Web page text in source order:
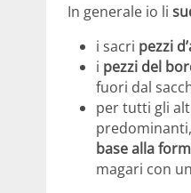
In generale io li
i sacri pezzi
i pezzi del
fuori dal
per tutti gli
base alla
magari con